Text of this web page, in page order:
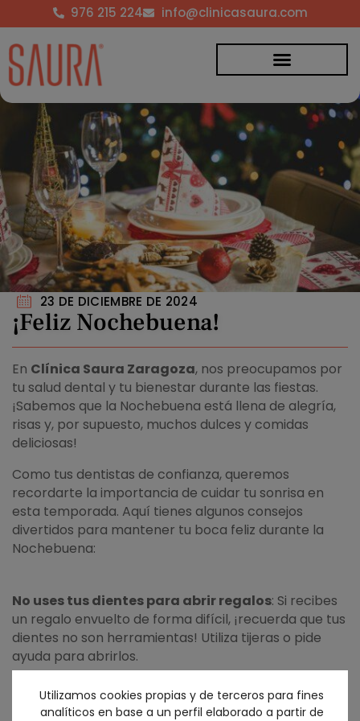
976 215 224 info@clinicasaura.com
23 DE DICIEMBRE DE 2024
¡Feliz Nochebuena!
En Clínica Saura Zaragoza, nos preocupamos por
tu salud dental y tu bienestar durante las fiestas.
¡Sabemos que la Nochebuena está llena de alegría,
risas y, por supuesto, muchos dulces y comidas
deliciosas!
Como tus dentistas de confianza, queremos
recordarte la importancia de cuidar tu sonrisa en
esta temporada. Aquí tienes algunos consejos
divertidos para mantener tu boca feliz durante la
Nochebuena:
No uses tus dientes para abrir regalos: Si recibes
un regalo envuelto de forma difícil, ¡recuerda que tus
dientes no son herramientas! Utiliza tijeras o pide
ayuda para abrirlos.
Amigos de tus dientes: Antes de disfrutar de esos
dulces deliciosos, asegúrate de darle un abrazo a tu
Utilizamos cookies propias y de terceros para fines
analíticos en base a un perfil elaborado a partir de